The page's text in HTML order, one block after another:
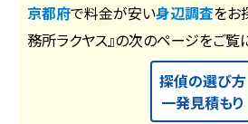
京都府で料金が安い身辺調査をお
務所ラクヤス』の次のページをご覧
探偵の選び方
一発見積もり